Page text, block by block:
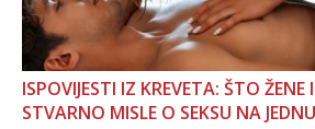
ISPOVIJESTI IZ KREVETA: ŠTO ŽENE
STVARNO MISLE O SEKSU NA